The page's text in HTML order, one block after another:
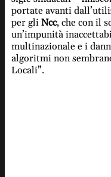
portate avanti
per gli Ncc, che con il
un’impunità
multinazionale e i
algoritmi non
Locali”.